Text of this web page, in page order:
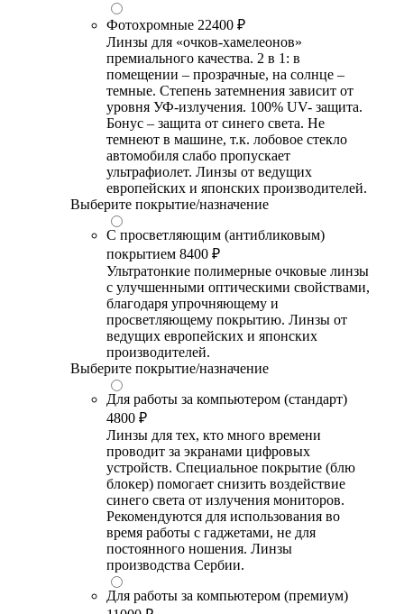
Фотохромные 22400 ₽
Линзы для «очков-хамелеонов»
премиального качества. 2 в 1: в
помещении – прозрачные, на солнце –
темные. Степень затемнения зависит от
уровня УФ-излучения. 100% UV- защита.
Бонус – защита от синего света. Не
темнеют в машине, т.к. лобовое стекло
автомобиля слабо пропускает
ультрафиолет. Линзы от ведущих
европейских и японских производителей.
Выберите покрытие/назначение
С просветляющим (антибликовым)
покрытием 8400 ₽
Ультратонкие полимерные очковые линзы
с улучшенными оптическими свойствами,
благодаря упрочняющему и
просветляющему покрытию. Линзы от
ведущих европейских и японских
производителей.
Выберите покрытие/назначение
Для работы за компьютером (стандарт)
4800 ₽
Линзы для тех, кто много времени
проводит за экранами цифровых
устройств. Специальное покрытие (блю
блокер) помогает снизить воздействие
синего света от излучения мониторов.
Рекомендуются для использования во
время работы с гаджетами, не для
постоянного ношения. Линзы
производства Сербии.
Для работы за компьютером (премиум)